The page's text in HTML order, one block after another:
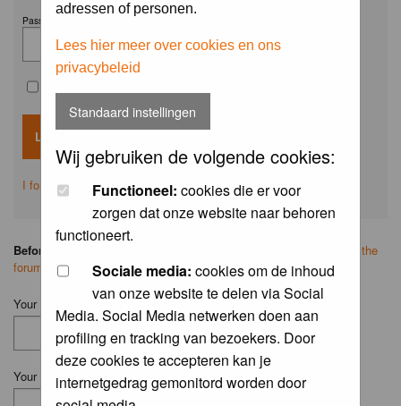
adressen of personen.
Lees hier meer over cookies en ons
privacybeleid
Standaard instellingen
Wij gebruiken de volgende cookies:
Functioneel: cookies die er voor
zorgen dat onze website naar behoren
functioneert.
Sociale media: cookies om de inhoud
van onze website te delen via Social
Media. Social Media netwerken doen aan
profiling en tracking van bezoekers. Door
deze cookies te accepteren kan je
internetgedrag gemonitord worden door
Password:
I forgot my password
Before you ask your question:
search on the
forum
first.
Your Name (Fill in your username if you have one):
Your Email: